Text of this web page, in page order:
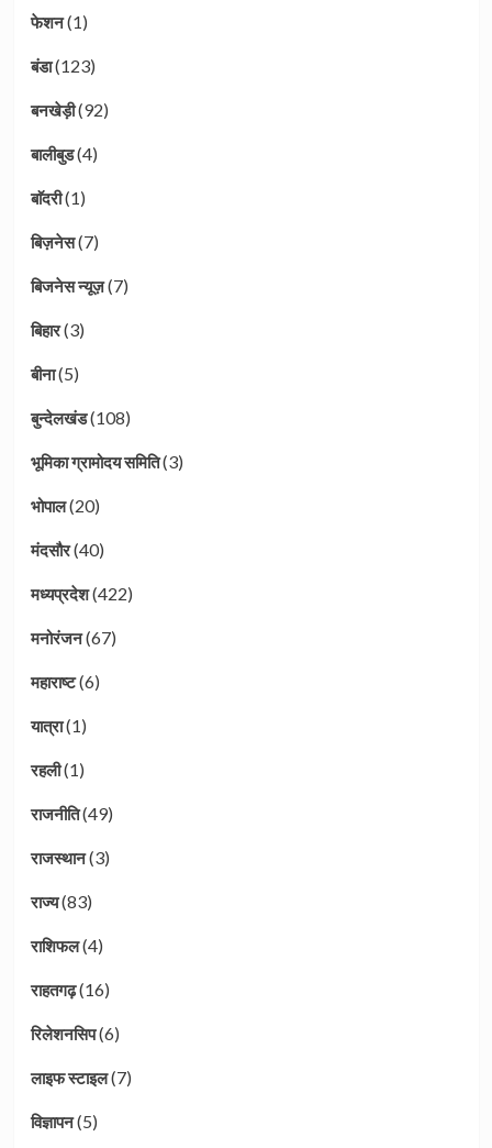
फेशन(1)
बंडा(123)
बनखेड़ी(92)
बालीबुड(4)
बाॅदरी(1)
बिज़नेस(7)
बिजनेस न्यूज़(7)
बिहार(3)
बीना(5)
बुन्देलखंड(108)
भूमिका ग्रामोदय समिति(3)
भोपाल(20)
मंदसौर(40)
मध्यप्रदेश(422)
मनोरंजन(67)
महाराष्ट(6)
यात्रा(1)
रहली(1)
राजनीति(49)
राजस्थान(3)
राज्य(83)
राशिफल(4)
राहतगढ़(16)
रिलेशनसिप(6)
लाइफ स्टाइल(7)
विज्ञापन(5)